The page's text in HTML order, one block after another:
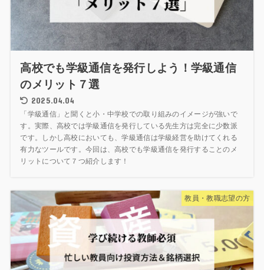
高校でも学級通信を発行しよう！学級通信
のメリット７選
2025.04.04
「学級通信」と聞くと小・中学校での取り組みのイメージが強いで
す。実際、高校では学級通信を発行している先生方は完全に少数派
です。しかし高校においても、学級通信は学級経営を助けてくれる
有力なツールです。今回は、高校でも学級通信を発行することのメ
リットについて７つ紹介します！
教員・教職志望の方